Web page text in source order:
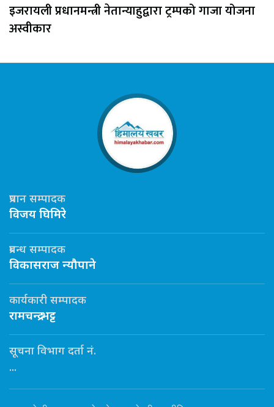
इजरायली प्रधानमन्त्री नेतान्याहुद्वारा ट्रम्पको गाजा योजना
अस्वीकार
प्रधान सम्पादक
विजय घिमिरे
प्रबन्ध सम्पादक
विकासराज न्यौपाने
कार्यकारी सम्पादक
रामचन्द्र भट्ट
सूचना विभाग दर्ता नं.
...